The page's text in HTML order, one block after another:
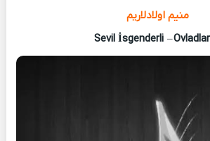
منیم اولادلاریم
Sevil İsgenderli –